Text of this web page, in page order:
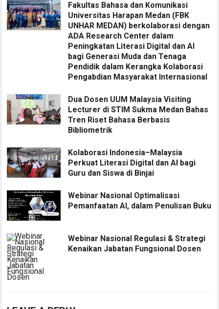
Fakultas Bahasa dan Komunikasi
Universitas Harapan Medan (FBK
UNHAR MEDAN) berkolaborasi dengan
ADA Research Center dalam
Peningkatan Literasi Digital dan AI
bagi Generasi Muda dan Tenaga
Pendidik dalam Kerangka Kolaborasi
Pengabdian Masyarakat Internasional
Dua Dosen UUM Malaysia Visiting
Lecturer di STIM Sukma Medan Bahas
Tren Riset Bahasa Berbasis
Bibliometrik
Kolaborasi Indonesia–Malaysia
Perkuat Literasi Digital dan AI bagi
Guru dan Siswa di Binjai
Webinar Nasional Optimalisasi
Pemanfaatan AI, dalam Penulisan Buku
Webinar Nasional Regulasi & Strategi
Kenaikan Jabatan Fungsional Dosen